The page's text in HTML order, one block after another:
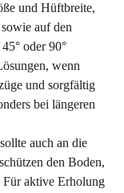
und Hüftbreite,
auf den
oder 90°
wenn
und sorgfältig
bei längeren
auch an die
den Boden,
Für aktive Erholung